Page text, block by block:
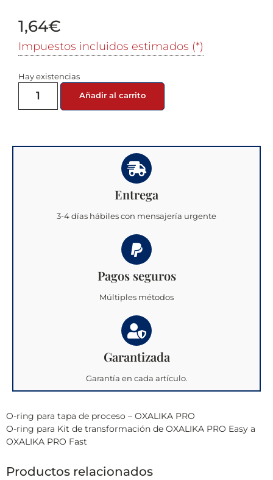
1,64€
Impuestos incluidos estimados (*)
Hay existencias
Añadir al carrito
Entrega
3-4 días hábiles con mensajería urgente
Pagos seguros
Múltiples métodos
Garantizada
Garantía en cada artículo.
O-ring para tapa de proceso – OXALIKA PRO
O-ring para Kit de transformación de OXALIKA PRO Easy a
OXALIKA PRO Fast
Productos relacionados